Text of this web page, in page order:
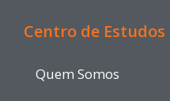
Centro de Estudos
Quem Somos